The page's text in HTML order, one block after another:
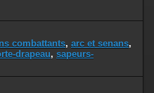
combattants, arc et senans,
drapeau, sapeurs-